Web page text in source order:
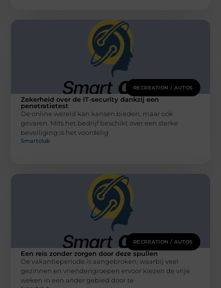
RECREATION / AUTOS
Zekerheid over de IT-security dankzij een
penetratietest
De online wereld kan kansen bieden, maar ook
gevaren. Mits het bedrijf beschikt over een sterke
beveiliging is het voordelig
Smartclub
RECREATION / AUTOS
Een reis zonder zorgen door deze spullen
De vakantieperiode is aangebroken, waarbij veel
gezinnen en vriendengroepen ervoor kiezen de vrije
weken in een ander gebied door te